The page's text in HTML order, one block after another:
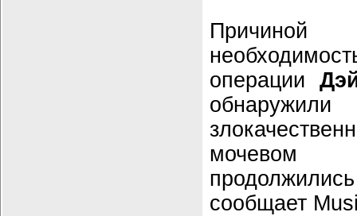
операции
мочевом
сообщает